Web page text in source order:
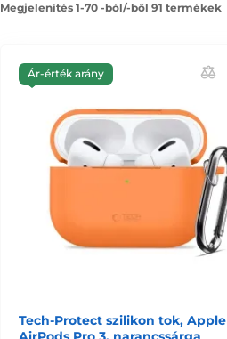
Megjelenítés 1-70 -ból/-ből 91 termékek
Ár-érték arány
Tech-Protect szilikon tok, Apple